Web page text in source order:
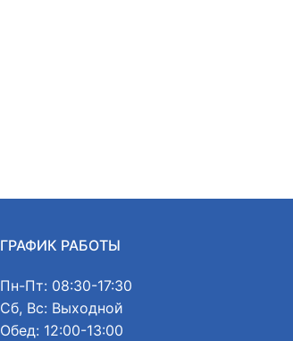
ГРАФИК РАБОТЫ
Пн-Пт: 08:30-17:30
Сб, Вс: Выходной
Обед: 12:00-13:00